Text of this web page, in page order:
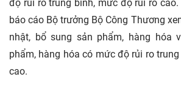
độ rủi ro trung bình, mức độ rủi ro cao.
báo cáo Bộ trưởng Bộ Công Thương
nhật, bổ sung sản phẩm, hàng hóa
phẩm, hàng hóa có mức độ rủi ro
cao.